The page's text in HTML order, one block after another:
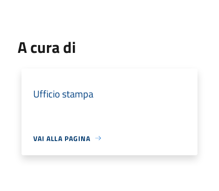
A cura di
Ufficio stampa
VAI ALLA PAGINA